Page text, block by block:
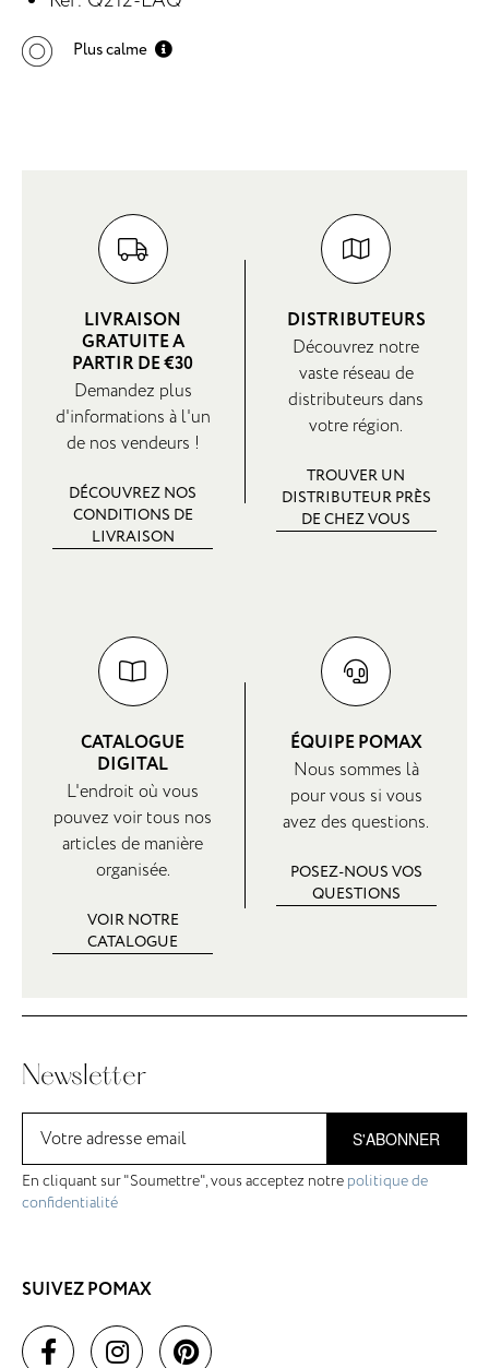
Plus calme
LIVRAISON
GRATUITE A
PARTIR DE €30
Demandez plus
d'informations à l'un
de nos vendeurs !
DÉCOUVREZ NOS
CONDITIONS DE
LIVRAISON
DISTRIBUTEURS
Découvrez notre
vaste réseau de
distributeurs dans
votre région.
TROUVER UN
DISTRIBUTEUR PRÈS
DE CHEZ VOUS
CATALOGUE
DIGITAL
L'endroit où vous
pouvez voir tous nos
articles de manière
organisée.
VOIR NOTRE
CATALOGUE
ÉQUIPE POMAX
Nous sommes là
pour vous si vous
avez des questions.
POSEZ-NOUS VOS
QUESTIONS
Newsletter
S'ABONNER
En cliquant sur "Soumettre", vous acceptez notre politique de
confidentialité
SUIVEZ POMAX